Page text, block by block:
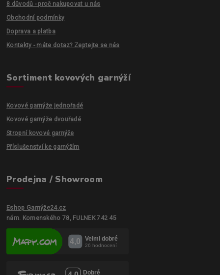
8 důvodů - proč nakupovat u nás
Obchodní podmínky
Doprava a platba
Kontakty - máte dotaz? Zeptejte se nás
Sortiment kovových garnýží
Kovové garnýže jednořadé
Kovové garnýže dvouřadé
Stropní kovové garnýže
Příslušenství ke garnýžím
Prodejna / Showroom
Eshop Garnýže24.cz
nám. Komenského 78, FULNEK 742 45